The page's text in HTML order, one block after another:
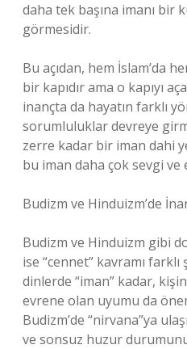
daha tek başına imanı bir
görmesidir.
Bu açıdan, hem İslam’da
bir kapıdır ama o kapıyı
inançta da hayatın farklı
sorumluluklar devreye
zerre kadar bir iman dahi
bu iman daha çok sevgi ve
Budizm ve Hinduizm’de
Budizm ve Hinduizm gibi
ise “cennet” kavramı farklı
dinlerde “iman” kadar,
evrene olan uyumu da
Budizm’de “nirvana”ya
ve sonsuz huzur